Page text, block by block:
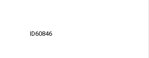
ID60846